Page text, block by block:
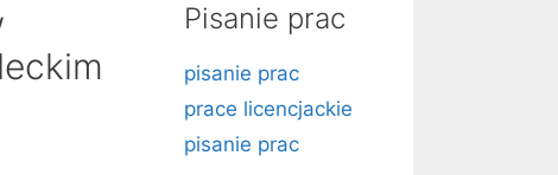
Pisanie prac
pisanie prac
prace licencjackie
pisanie prac